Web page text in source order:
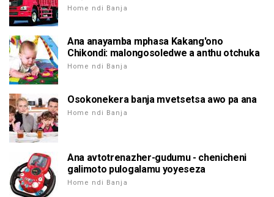
Home ndi Banja
Ana anayamba mphasa Kakang'ono
Chikondi: malongosoledwe a anthu otchuka
Home ndi Banja
Osokonekera banja mvetsetsa awo pa ana
Home ndi Banja
Ana avtotrenazher-gudumu - chenicheni
galimoto pulogalamu yoyeseza
Home ndi Banja